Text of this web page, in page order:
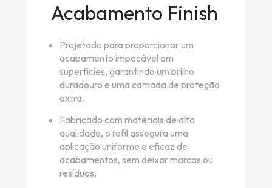
Acabamento Finish
Projetado para proporcionar um
acabamento impecável em
superfícies, garantindo um brilho
duradouro e uma camada de proteção
extra.
Fabricado com materiais de alta
qualidade, o refil assegura uma
aplicação uniforme e eficaz de
acabamentos, sem deixar marcas ou
resíduos.